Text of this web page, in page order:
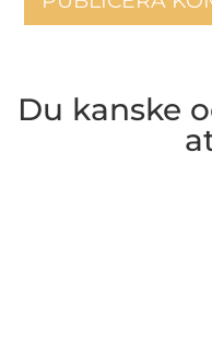
Du kanske